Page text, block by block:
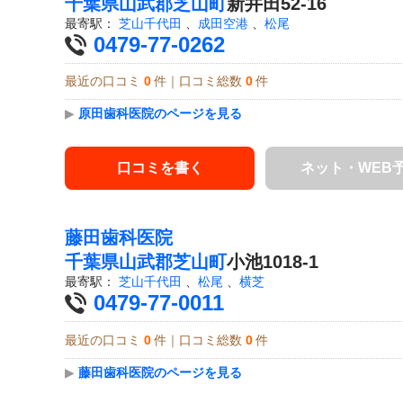
最寄駅： 芝山千代田 成田空港 松尾
0479-77-0262
最近の口コミ 0 件｜口コミ総数 0 件
▶ 原田歯科医院のページを見る
口コミを書く ネット・WEB
藤田歯科医院
千葉県山武郡芝山町小池1018-1
最寄駅： 芝山千代田 、 松尾 、 横芝
0479-77-0011
最近の口コミ 0 件｜口コミ総数 0 件
▶ 藤田歯科医院のページを見る